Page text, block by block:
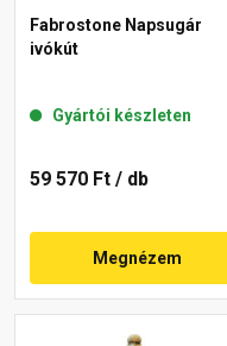
Fabrostone Napsugár
ivókút
Gyártói készleten
59 570 Ft / db
Megnézem